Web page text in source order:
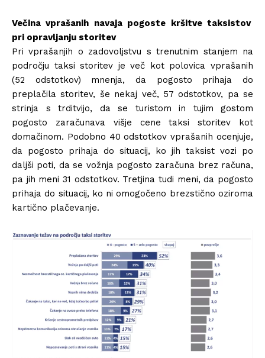
Večina vprašanih navaja pogoste kršitve taksistov
pri opravljanju storitev
Pri vprašanjih o zadovoljstvu s trenutnim stanjem na
področju taksi storitev je več kot polovica vprašanih
(52 odstotkov) mnenja, da pogosto prihaja do
preplačila storitev, še nekaj več, 57 odstotkov, pa se
strinja s trditvijo, da se turistom in tujim gostom
pogosto zaračunava višje cene taksi storitev kot
domačinom. Podobno 40 odstotkov vprašanih ocenjuje,
da pogosto prihaja do situacij, ko jih taksist vozi po
daljši poti, da se vožnja pogosto zaračuna brez računa,
pa jih meni 31 odstotkov. Tretjina tudi meni, da pogosto
prihaja do situacij, ko ni omogočeno brezstično oziroma
kartično plačevanje.